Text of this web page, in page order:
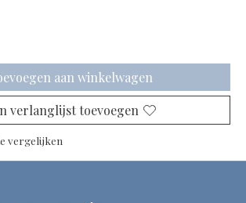
aan winkelwagen
verlanglijst toevoegen
vergelijken